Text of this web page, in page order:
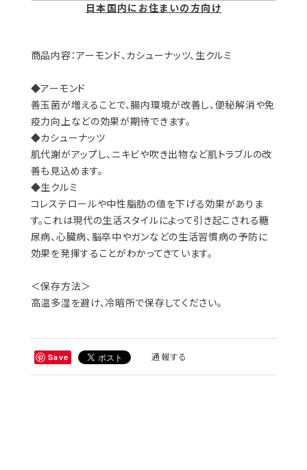
日本国内にお住まいの方向け
商品内容：アーモンド、カシューナッツ、生クルミ
◆アーモンド
善玉菌が増えることで、腸内環境が改善し、便秘解消や免
疫力向上などの効果が期待できます。
◆カシューナッツ
肌代謝がアップし、ニキビや吹き出物など肌トラブルの改
善も見込めます。
◆生クルミ
コレステロールや中性脂肪の値を下げる効果がありま
す。これは現代の生活スタイルによって引き起こされる糖
尿病、心臓病、脳卒中やガンなどの生活習慣病の予防に
効果を発揮することがわかってきています。
＜保存方法＞
高温多湿を避け、冷暗所で保存してください。
Save 通報する